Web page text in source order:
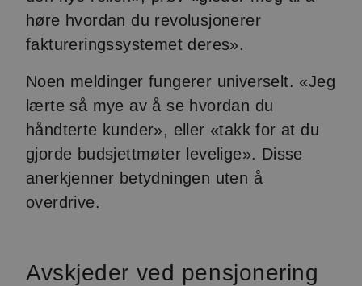
høre hvordan du revolusjonerer
faktureringssystemet deres».
Noen meldinger fungerer universelt. «Jeg
lærte så mye av å se hvordan du
håndterte kunder», eller «takk for at du
gjorde budsjettmøter levelige». Disse
anerkjenner betydningen uten å
overdrive.
Avskjeder ved pensjonering